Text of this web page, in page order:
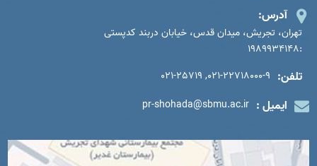
آدرس:
تهران، تجریش، میدان قدس، خیابان دربند کدپستی
:1989934148
تلفن: 021-22718000-9, 021-25719
ایمیل : pr-shohada@sbmu.ac.ir